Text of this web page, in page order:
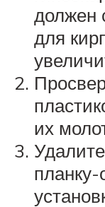
должен
для
их
планку-